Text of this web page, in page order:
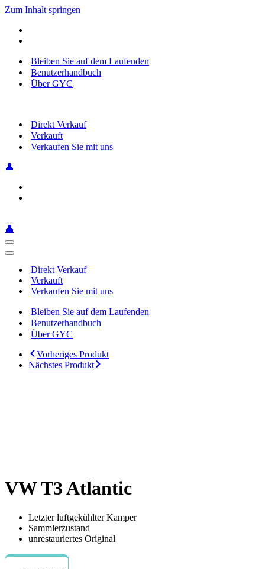
Zum Inhalt springen
Bleiben Sie auf dem Laufenden
Benutzerhandbuch
Über GYC
Direkt Verkauf
Verkauft
Verkaufen Sie mit uns
👤
👤
Navigationsmenü
Navigationsmenü
Direkt Verkauf
Verkauft
Verkaufen Sie mit uns
Bleiben Sie auf dem Laufenden
Benutzerhandbuch
Über GYC
Vorheriges Produkt
Nächstes Produkt
VW T3 Atlantic
Letzter luftgekühlter Kamper
Sammlerzustand
unrestauriertes Original